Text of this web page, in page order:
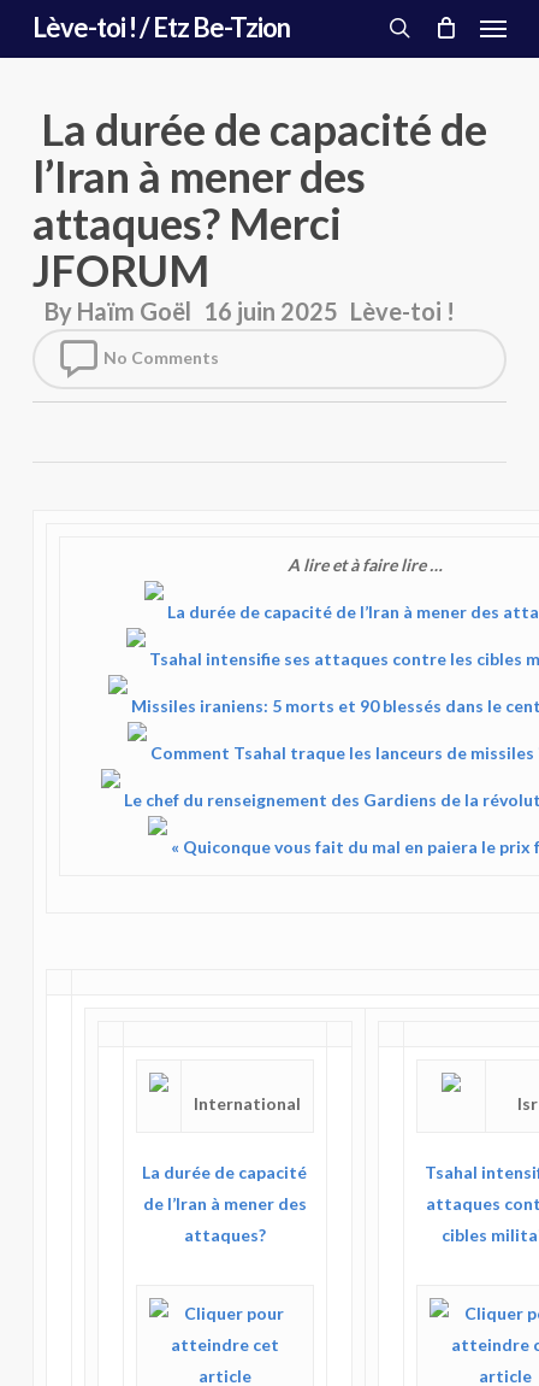
Lève-toi ! / Etz Be-Tzion
search
Menu
La durée de capacité de
l’Iran à mener des
attaques? Merci
JFORUM
By Haïm Goël 16 juin 2025 Lève-toi !
No Comments
A lire et à faire lire …
La durée de capacité de l’Iran à mener des
Tsahal intensifie ses attaques contre les cibles
Missiles iraniens: 5 morts et 90 blessés dans le
Comment Tsahal traque les lanceurs de
Le chef du renseignement des Gardiens de la
« Quiconque vous fait du mal en paiera le prix
International
La durée de capacité
de l’Iran à mener des
attaques?
Tsahal
attaques
cibles